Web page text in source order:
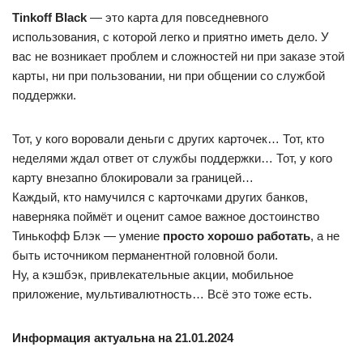
Tinkoff Black — это карта для повседневного
использования, с которой легко и приятно иметь дело. У
вас не возникает проблем и сложностей ни при заказе этой
карты, ни при пользовании, ни при общении со службой
поддержки.
Тот, у кого воровали деньги с других карточек… Тот, кто
неделями ждал ответ от службы поддержки… Тот, у кого
карту внезапно блокировали за границей…
Каждый, кто намучился с карточками других банков,
наверняка поймёт и оценит самое важное достоинство
Тинькофф Блэк — умение просто хорошо работать, а не
быть источником перманентной головной боли.
Ну, а кэшбэк, привлекательные акции, мобильное
приложение, мультивалютность… Всё это тоже есть.
Информация актуальна на 21.01.2024